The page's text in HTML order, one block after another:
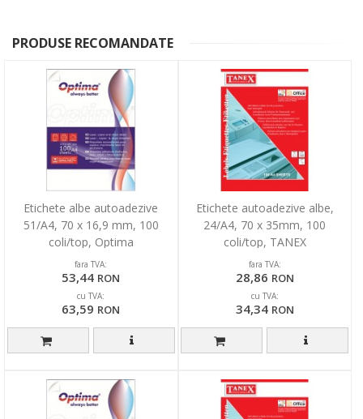
PRODUSE RECOMANDATE
Etichete albe autoadezive
51/A4, 70 x 16,9 mm, 100
coli/top, Optima
fara TVA:
53,44 RON
cu TVA:
63,59 RON
Etichete autoadezive albe,
24/A4, 70 x 35mm, 100
coli/top, TANEX
fara TVA:
28,86 RON
cu TVA:
34,34 RON